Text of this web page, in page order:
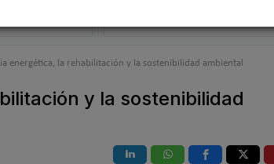
energética, la rehabilitación y la sostenibilidad ambiental
y la sostenibilidad